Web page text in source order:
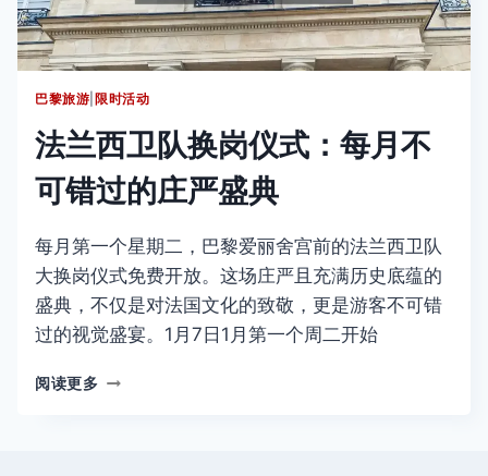
制
造
展
月
日
点
票）
巴黎旅游 限时活动
法兰西卫队换岗仪式：每月不
可错过的庄严盛典
每月第一个星期二，巴黎爱丽舍宫前的法兰西卫队
大换岗仪式免费开放。这场庄严且充满历史底蕴的
盛典，不仅是对法国文化的致敬，更是游客不可错
过的视觉盛宴。1月7日1月第一个周二开始
阅读更多 法